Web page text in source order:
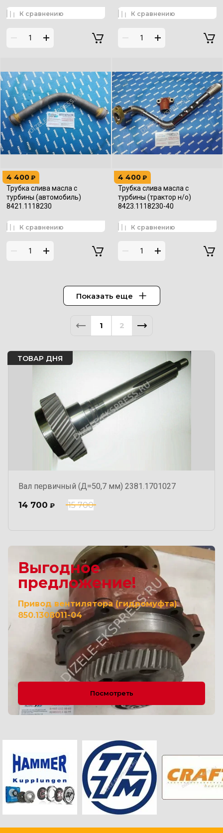
ТОВАР ДНЯ
Вал первичный (Д=50,7 мм) 2381.1701027
15 700
14 700 ₽
Выгодное
предложение!
Привод вентилятора (гидромуфта)
850.1308011-04
Посмотреть
К сравнению К сравнению
4 400 ₽
Трубка слива масла с
турбины (автомобиль)
8421.1118230
К сравнению
4 400 ₽
Трубка слива масла с
турбины (трактор н/о)
8423.1118230-40
К сравнению
Показать еще
1 2